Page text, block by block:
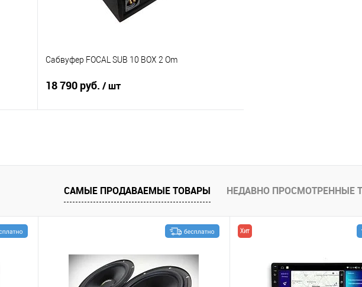
Сабвуфер FOCAL SUB 10 BOX 2 Om
18 790 руб. / шт
Сравнение В избранное
САМЫЕ ПРОДАВАЕМЫЕ ТОВАРЫ НЕДАВНО ПРОСМОТРЕННЫЕ
Хит